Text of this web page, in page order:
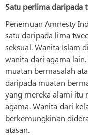
Satu perlima daripada
Penemuan Amnesty
satu daripada lima
seksual. Wanita Islam
wanita dari agama
muatan bermasalah
daripada muatan
yang mereka alami itu
agama. Wanita dari
berkemungkinan
atasan.